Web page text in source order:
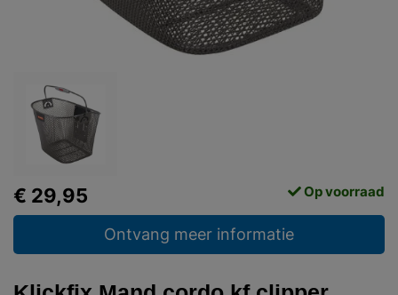
€ 29,95 Op voorraad
Ontvang meer informatie